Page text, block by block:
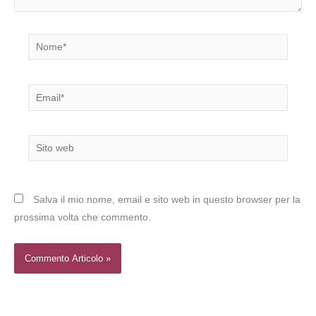
Nome*
Email*
Sito
web
Salva il mio nome, email e sito web in questo browser per la
prossima volta che commento.